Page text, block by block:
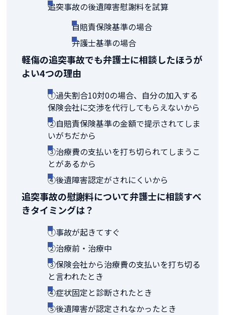
追突事故の後遺障害慰謝料を試算
自賠責保険基準の場合
弁護士基準の場合
軽傷の追突事故でも弁護士に相談したほうが
よい4つの理由
①過失割合10対0の場合、自分の加入する
保険会社に交渉を代行してもらえないから
②自賠責保険基準の金額で提示されてしま
いがちだから
③治療費の支払いを打ち切られてしまうこ
とがあるから
④後遺障害認定がされにくいから
追突事故の慰謝料について弁護士に相談すべ
きタイミングは？
①事故が起きてすぐ
②治療前・治療中
③保険会社から治療費の支払いを打ち切る
と言われたとき
④症状固定と診断されたとき
⑤後遺障害が認定されなかったとき